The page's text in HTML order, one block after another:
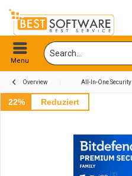
Menu
Overview All-In-One Security
22% Reduziert